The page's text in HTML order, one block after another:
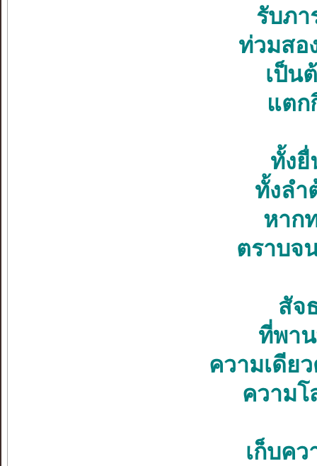
รับภ
ท่วมสอ
เป็น
แตก
ทั้งยื่
ทั้งลำ
หาก
ตราบจ
สัจ
ที่พา
ความเดีย
ความ
เก็บค